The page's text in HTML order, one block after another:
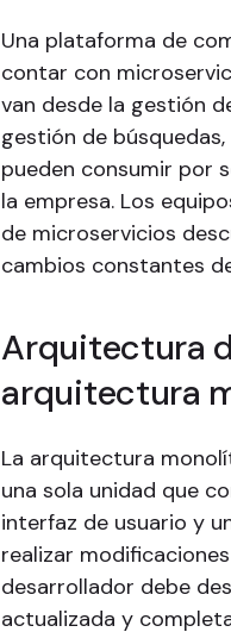
Una plataforma de
contar con
van desde la gestión
gestión de
pueden consumir por
la empresa. Los
de microservicios
cambios constantes
Arquitectura
arquitectura
La arquitectura
una sola unidad que
interfaz de usuario y
realizar
desarrollador debe
actualizada y